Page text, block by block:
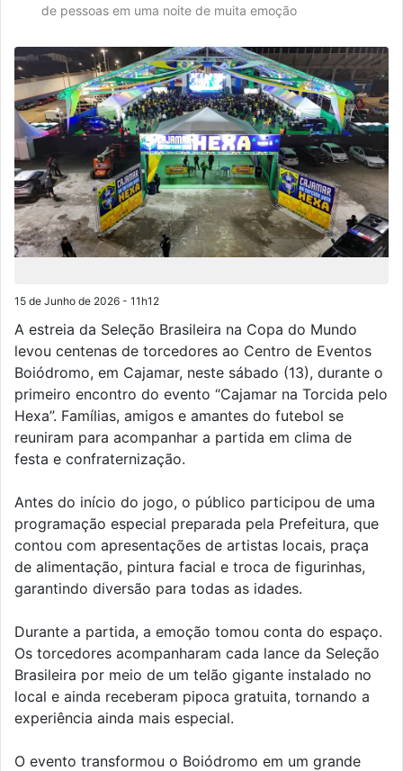
de pessoas em uma noite de muita emoção
15 de Junho de 2026 - 11h12
A estreia da Seleção Brasileira na Copa do Mundo
levou centenas de torcedores ao Centro de Eventos
Boiódromo, em Cajamar, neste sábado (13), durante o
primeiro encontro do evento “Cajamar na Torcida pelo
Hexa”. Famílias, amigos e amantes do futebol se
reuniram para acompanhar a partida em clima de
festa e confraternização.
Antes do início do jogo, o público participou de uma
programação especial preparada pela Prefeitura, que
contou com apresentações de artistas locais, praça
de alimentação, pintura facial e troca de figurinhas,
garantindo diversão para todas as idades.
Durante a partida, a emoção tomou conta do espaço.
Os torcedores acompanharam cada lance da Seleção
Brasileira por meio de um telão gigante instalado no
local e ainda receberam pipoca gratuita, tornando a
experiência ainda mais especial.
O evento transformou o Boiódromo em um grande